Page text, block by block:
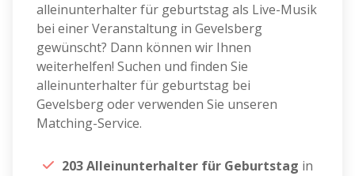
alleinunterhalter für geburtstag als Live-Musik
bei einer Veranstaltung in Gevelsberg
gewünscht? Dann können wir Ihnen
weiterhelfen! Suchen und finden Sie
alleinunterhalter für geburtstag bei
Gevelsberg oder verwenden Sie unseren
Matching-Service.
203 Alleinunterhalter für Geburtstag in